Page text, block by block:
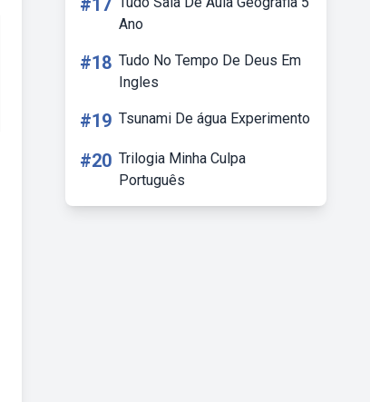
#17
Ano
#18 Tudo No Tempo De Deus Em
Ingles
#19 Tsunami De água Experimento
#20 Trilogia Minha Culpa
Português